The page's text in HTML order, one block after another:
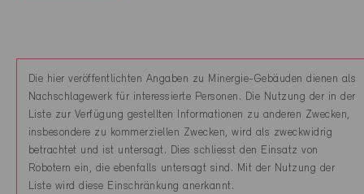
Die hier veröffentlichten Angaben zu Minergie-Gebäuden dienen als
Nachschlagewerk für interessierte Personen. Die Nutzung der in der
Liste zur Verfügung gestellten Informationen zu anderen Zwecken,
insbesondere zu kommerziellen Zwecken, wird als zweckwidrig
betrachtet und ist untersagt. Dies schliesst den Einsatz von
Robotern ein, die ebenfalls untersagt sind. Mit der Nutzung der
Liste wird diese Einschränkung anerkannt.